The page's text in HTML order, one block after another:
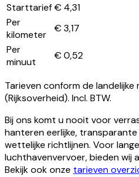
Starttarief€ 4,31
Per
kilometer
€ 3,17
Per
minuut
€ 0,52
Tarieven conform de landelijke
(Rijksoverheid). Incl. BTW.
Bij ons komt u nooit voor
hanteren eerlijke,
wettelijke richtlijnen. Voor
luchthavenvervoer, bieden wij
Bekijk ook onze tarieven